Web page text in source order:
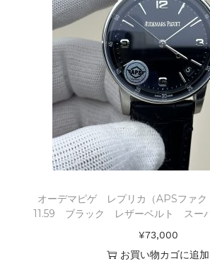
オーデマピゲ レプリカ（APSファク
11.59 ブラック レザーベルト スー
¥73,000
お買い物カゴに追加